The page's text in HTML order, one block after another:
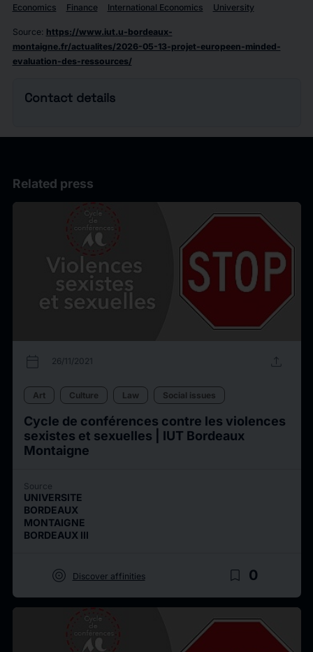
Economics Finance International Economics University
Source: https://www.iut.u-bordeaux-
montaigne.fr/actualites/2026-05-13-projet-europeen-minded-
evaluation-des-ressources/
Contact details
Related press
calendar_today 26/11/2021 upload
Art Culture Law Social issues
Cycle de conférences contre les violences
sexistes et sexuelles | IUT Bordeaux
Montaigne
Source
UNIVERSITE
BORDEAUX
MONTAIGNE
BORDEAUX III
target Discover affinities bookmark_border 0